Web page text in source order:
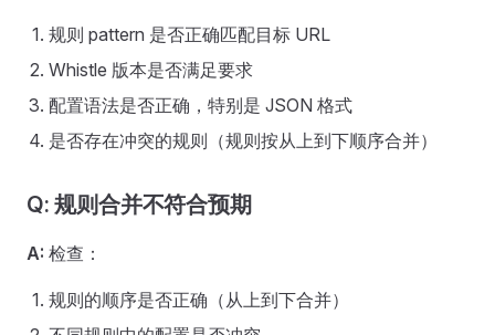
规则 pattern 是否正确匹配目标 URL
Whistle 版本是否满足要求
配置语法是否正确，特别是 JSON 格式
是否存在冲突的规则（规则按从上到下顺序合并）
Q: 规则合并不符合预期
A: 检查：
规则的顺序是否正确（从上到下合并）